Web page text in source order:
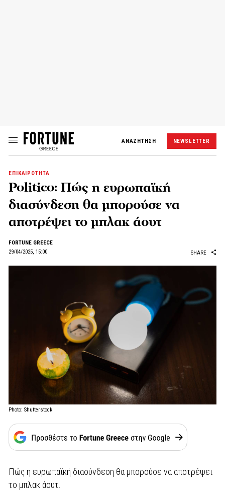
ΑΝΑΖΗΤΗΣΗ NEWSLETTER
ΕΠΙΚΑΙΡΟΤΗΤΑ
Politico: Πώς η ευρωπαϊκή
διασύνδεση θα μπορούσε να
αποτρέψει το μπλακ άουτ
FORTUNE GREECE
29/04/2025, 15:00
SHARE
Photo: Shutterstock
Πώς η ευρωπαϊκή διασύνδεση θα μπορούσε να αποτρέψει
το μπλακ άουτ.